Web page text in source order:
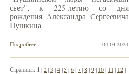
свет", к 225-летию со дня
рождения Александра Сергеевича
Пушкина
04.03.2024
Подробнее...
Страницы: 1 |2|3 |4| 5|6|7|8|9| 10| 11 | 12|